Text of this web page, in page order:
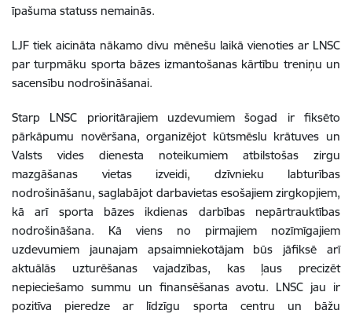
īpašuma statuss nemainās.
LJF tiek aicināta nākamo divu mēnešu laikā vienoties ar LNSC
par turpmāku sporta bāzes izmantošanas kārtību treniņu un
sacensību nodrošināšanai.
Starp LNSC prioritārajiem uzdevumiem šogad ir fiksēto
pārkāpumu novēršana, organizējot kūtsmēslu krātuves un
Valsts vides dienesta noteikumiem atbilstošas zirgu
mazgāšanas vietas izveidi, dzīvnieku labturības
nodrošināšanu, saglabājot darbavietas esošajiem zirgkopjiem,
kā arī sporta bāzes ikdienas darbības nepārtrauktības
nodrošināšana. Kā viens no pirmajiem nozīmīgajiem
uzdevumiem jaunajam apsaimniekotājam būs jāfiksē arī
aktuālās uzturēšanas vajadzības, kas ļaus precizēt
nepieciešamo summu un finansēšanas avotu. LNSC jau ir
pozitīva pieredze ar līdzīgu sporta centru un bāžu